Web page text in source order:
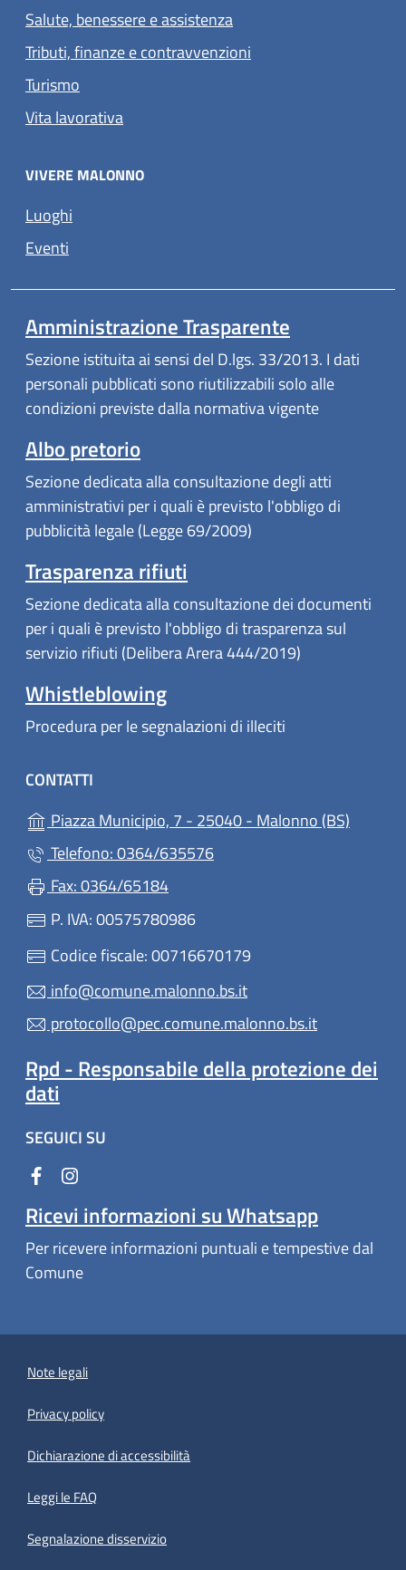
Salute, benessere e assistenza
Tributi, finanze e contravvenzioni
Turismo
Vita lavorativa
VIVERE MALONNO
Luoghi
Eventi
Amministrazione Trasparente
Sezione istituita ai sensi del D.lgs. 33/2013. I dati
personali pubblicati sono riutilizzabili solo alle
condizioni previste dalla normativa vigente
Albo pretorio
Sezione dedicata alla consultazione degli atti
amministrativi per i quali è previsto l'obbligo di
pubblicità legale (Legge 69/2009)
Trasparenza rifiuti
Sezione dedicata alla consultazione dei documenti
per i quali è previsto l'obbligo di trasparenza sul
servizio rifiuti (Delibera Arera 444/2019)
Whistleblowing
Procedura per le segnalazioni di illeciti
CONTATTI
Piazza Municipio, 7 - 25040 - Malonno (BS)
Telefono: 0364/635576
Fax: 0364/65184
P. IVA: 00575780986
Codice fiscale: 00716670179
info@comune.malonno.bs.it
protocollo@pec.comune.malonno.bs.it
Rpd - Responsabile della protezione dei
dati
SEGUICI SU
Ricevi informazioni su Whatsapp
Per ricevere informazioni puntuali e tempestive dal
Comune
Note legali
Privacy policy
Dichiarazione di accessibilità
Leggi le FAQ
Segnalazione disservizio